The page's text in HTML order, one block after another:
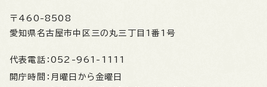
〒460-8508
愛知県名古屋市中区三の丸三丁目1番1号
代表電話： 052-961-1111
開庁時間： 月曜日から金曜日